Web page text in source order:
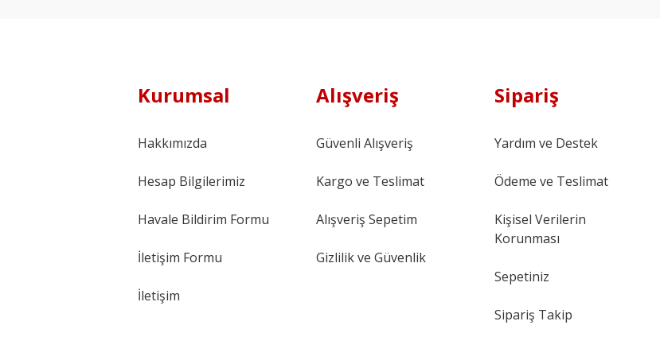
Kurumsal
Hakkımızda
Hesap Bilgilerimiz
Havale Bildirim Formu
İletişim Formu
İletişim
Alışveriş
Güvenli Alışveriş
Kargo ve Teslimat
Alışveriş Sepetim
Gizlilik ve Güvenlik
Sipariş
Yardım ve Destek
Ödeme ve Teslimat
Kişisel Verilerin
Korunması
Sepetiniz
Sipariş Takip